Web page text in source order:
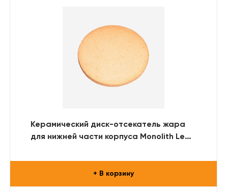
Керамический диск-отсекатель жара
для нижней части корпуса Monolith Le
+ В корзину